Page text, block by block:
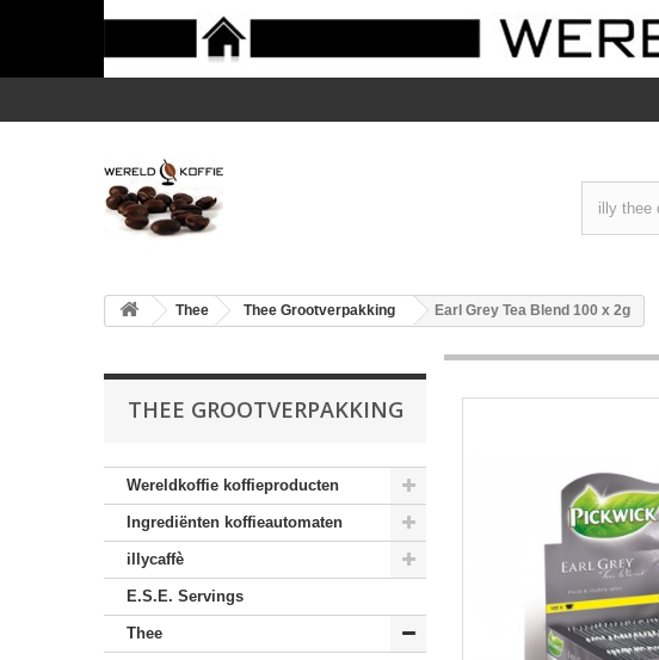
Thee Thee Grootverpakking Earl Grey Tea Blend 100 x 2g
THEE GROOTVERPAKKING
Wereldkoffie koffieproducten
Ingrediënten koffieautomaten
illycaffè
E.S.E. Servings
Thee